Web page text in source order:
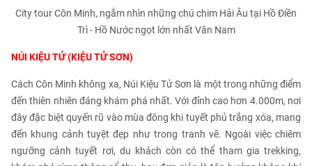
City tour Côn Minh, ngắm nhìn những chú chim Hải Âu tại Hồ Điền
Trì - Hồ Nước ngọt lớn nhất Vân Nam
NÚI KIỆU TỬ (KIỆU TỬ SƠN)
Cách Côn Minh không xa, Núi Kiệu Tử Sơn là một trong những điểm
đến thiên nhiên đáng khám phá nhất. Với đỉnh cao hơn 4.000m, nơi
đây đặc biệt quyến rũ vào mùa đông khi tuyết phủ trắng xóa, mang
đến khung cảnh tuyệt đẹp như trong tranh vẽ. Ngoài việc chiêm
ngưỡng cảnh tuyết rơi, du khách còn có thể tham gia trekking,